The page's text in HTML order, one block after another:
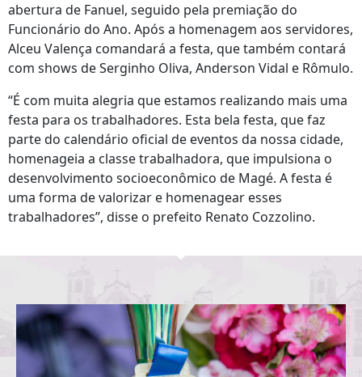
abertura de Fanuel, seguido pela premiação do
Funcionário do Ano. Após a homenagem aos servidores,
Alceu Valença comandará a festa, que também contará
com shows de Serginho Oliva, Anderson Vidal e Rômulo.
“É com muita alegria que estamos realizando mais uma
festa para os trabalhadores. Esta bela festa, que faz
parte do calendário oficial de eventos da nossa cidade,
homenageia a classe trabalhadora, que impulsiona o
desenvolvimento socioeconômico de Magé. A festa é
uma forma de valorizar e homenagear esses
trabalhadores”, disse o prefeito Renato Cozzolino.